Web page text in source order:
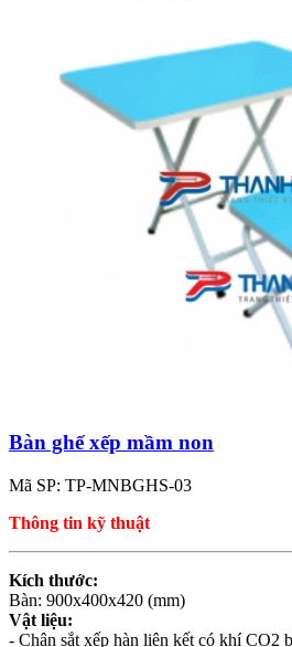
Bàn ghế xếp mầm non
Mã SP: TP-MNBGHS-03
Thông tin kỹ thuật
Kích thước:
Bàn: 900x400x420 (mm)
Vật liệu:
- Chân sắt xếp hàn liên kết có khí CO2